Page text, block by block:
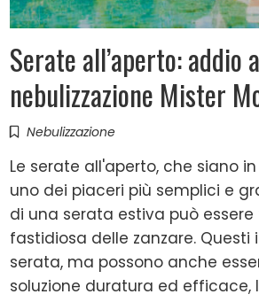
Serate all’aperto: addio
nebulizzazione Mister
Nebulizzazione
Le serate all'aperto, che siano
uno dei piaceri più semplici e
di una serata estiva può
fastidiosa delle zanzare.
serata, ma possono anche
soluzione duratura ed efficace,